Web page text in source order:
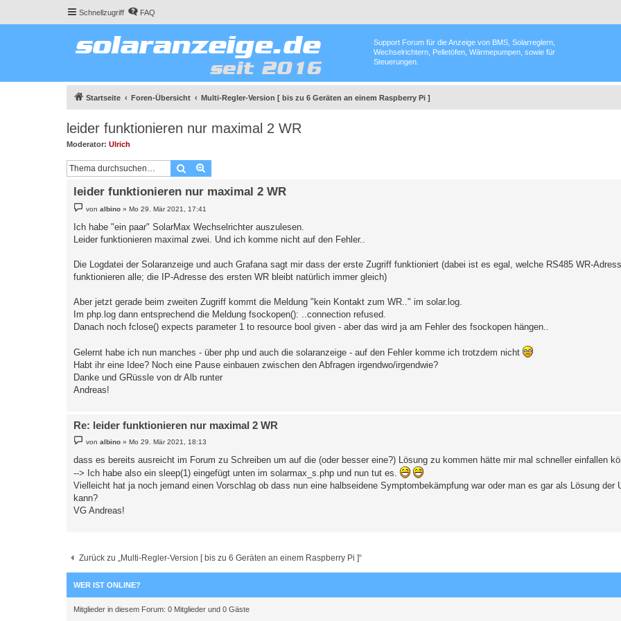
Schnellzugriff FAQ
Support Forum für die Anzeige von BMS, Solarreglern,
Wechselrichtern, Pelletöfen, Wärmepumpen, sowie für
Steuerungen.
Startseite Foren-Übersicht Multi-Regler-Version [ bis zu 6 Geräten an einem Raspberry Pi ]
leider funktionieren nur maximal 2 WR
Moderator: Ulrich
Suche
leider funktionieren nur maximal 2 WR
e
t
r
vonalbino »Mo 29. Mär 2021, 17:41
Ich habe "ein paar" SolarMax Wechselrichter auszulesen.
Leider funktionieren maximal zwei. Und ich komme nicht auf den Fehler..
Die Logdatei der Solaranzeige und auch Grafana sagt mir dass der erste Zugriff funktioniert (dabei ist es egal, welche RS485 WR-
funktionieren alle; die IP-Adresse des ersten WR bleibt natürlich immer gleich)
Aber jetzt gerade beim zweiten Zugriff kommt die Meldung "kein Kontakt zum WR.." im solar.log.
Im php.log dann entsprechend die Meldung fsockopen(): ..connection refused.
Danach noch fclose() expects parameter 1 to resource bool given - aber das wird ja am Fehler des fsockopen hängen..
Gelernt habe ich nun manches - über php und auch die solaranzeige - auf den Fehler komme ich trotzdem nicht
Habt ihr eine Idee? Noch eine Pause einbauen zwischen den Abfragen irgendwo/irgendwie?
Danke und GRüssle von dr Alb runter
Andreas!
Re: leider funktionieren nur maximal 2 WR
e
t
r
g
vonalbino »Mo 29. Mär 2021, 18:13
dass es bereits ausreicht im Forum zu Schreiben um auf die (oder besser eine?) Lösung zu kommen hätte mir mal schneller einfallen
--> Ich habe also ein sleep(1) eingefügt unten im solarmax_s.php und nun tut es.
Vielleicht hat ja noch jemand einen Vorschlag ob dass nun eine halbseidene Symptombekämpfung war oder man es gar als Lösung der
kann?
VG Andreas!
Zurück zu „Multi-Regler-Version [ bis zu 6 Geräten an einem Raspberry Pi ]“
WER IST ONLINE?
Mitglieder in diesem Forum: 0 Mitglieder und 0 Gäste